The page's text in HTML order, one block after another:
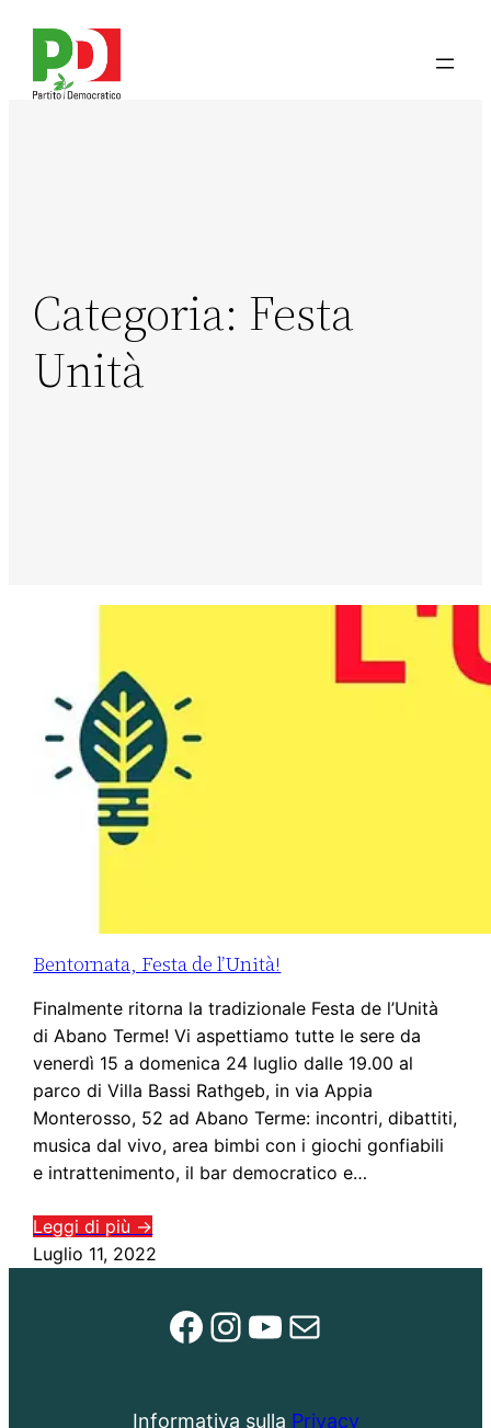
Categoria: Festa
Unità
Bentornata, Festa de l’Unità!
Finalmente ritorna la tradizionale Festa de l’Unità
di Abano Terme! Vi aspettiamo tutte le sere da
venerdì 15 a domenica 24 luglio dalle 19.00 al
parco di Villa Bassi Rathgeb, in via Appia
Monterosso, 52 ad Abano Terme: incontri, dibattiti,
musica dal vivo, area bimbi con i giochi gonfiabili
e intrattenimento, il bar democratico e…
Leggi di più →
Luglio 11, 2022
Facebook Instagram YouTube Email
Informativa sulla Privacy